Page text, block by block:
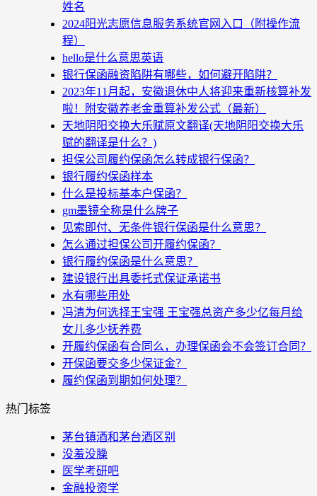
姓名
2024阳光志愿信息服务系统官网入口（附操作流
程）
hello是什么意思英语
银行保函融资陷阱有哪些，如何避开陷阱？
2023年11月起，安徽退休中人将迎来重新核算补发
啦！附安徽养老金重算补发公式（最新）
天地阴阳交换大乐赋原文翻译(天地阴阳交换大乐
赋的翻译是什么？)
担保公司履约保函怎么转成银行保函？
银行履约保函样本
什么是投标基本户保函？
gm墨镜全称是什么牌子
见索即付、无条件银行保函是什么意思？
怎么通过担保公司开履约保函？
银行履约保函是什么意思？
建设银行出具委托式保证承诺书
水有哪些用处
冯清为何选择王宝强 王宝强总资产多少亿每月给
女儿多少抚养费
开履约保函有合同么，办理保函会不会签订合同？
开保函要交多少保证金？
履约保函到期如何处理？
热门标签
茅台镇酒和茅台酒区别
没羞没臊
医学考研吧
金融投资学